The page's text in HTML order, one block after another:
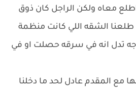
معاه ولكن الراجل كان ذوق
الشقه اللي كانت منظمة
تدل انه في سرقه حصلت او في
مع المقدم عادل لحد ما دخلنا